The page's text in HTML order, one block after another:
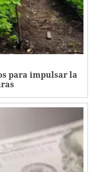
para impulsar la